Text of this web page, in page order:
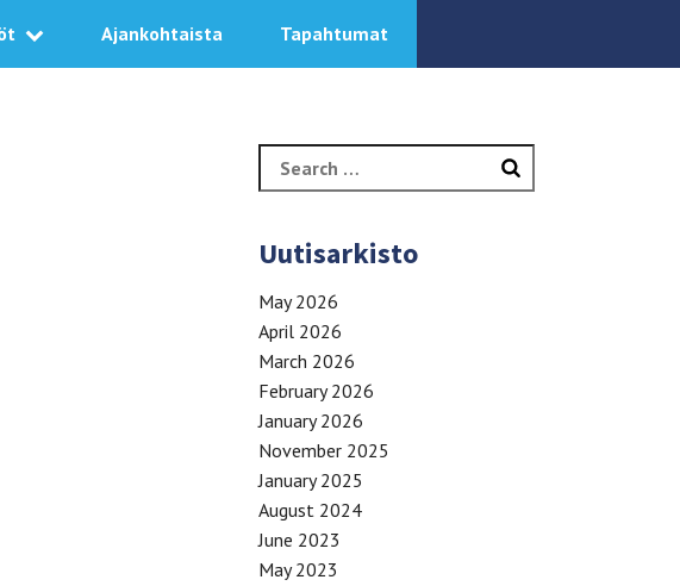
Ajankohtaista Tapahtumat
Search
for:
Uutisarkisto
May 2026
April 2026
March 2026
February 2026
January 2026
November 2025
January 2025
August 2024
June 2023
May 2023